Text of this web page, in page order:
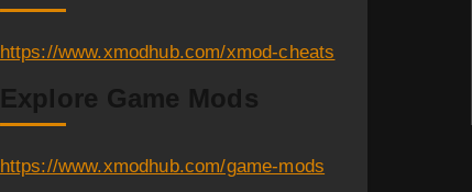
https://www.xmodhub.com/xmod-cheats
Explore Game Mods
https://www.xmodhub.com/game-mods